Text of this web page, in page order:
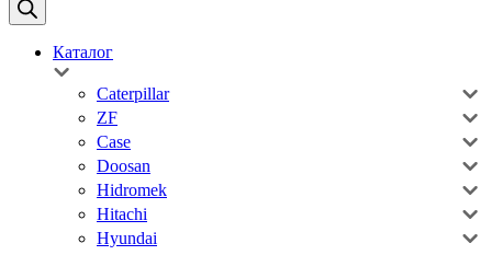
Каталог
Caterpillar
ZF
Case
Doosan
Hidromek
Hitachi
Hyundai